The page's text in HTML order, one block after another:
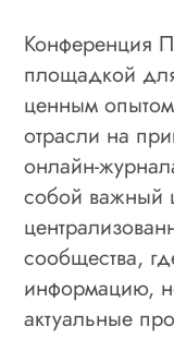
Конференция
площадкой
ценным
отрасли на
онлайн-
собой важный
сообщества,
информацию,
актуальные